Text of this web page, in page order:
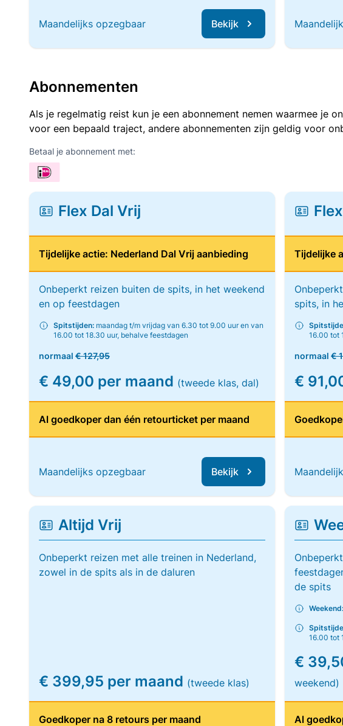
Maandelijks opzegbaar Bekijk
Abonnementen
Als je regelmatig reist kun je een abonnement nemen waarmee je
voor een bepaald traject, andere abonnementen zijn geldig voor
Betaal je abonnement met:
Flex Dal Vrij
Tijdelijke actie: Nederland Dal Vrij aanbieding
Onbeperkt reizen buiten de spits, in het weekend
en op feestdagen
Spitstijden: maandag t/m vrijdag van 6.30 tot 9.00 uur en van
16.00 tot 18.30 uur, behalve feestdagen
normaal € 127,95
€ 49,00 per maand (tweede klas, dal)
Al goedkoper dan één retourticket per maand
Maandelijks opzegbaar Bekijk
Tijdelijke
spits, in
16.00 tot
normaal€
€
Altijd Vrij
Onbeperkt reizen met alle treinen in Nederland,
zowel in de spits als in de daluren
€ 399,95 per maand (tweede klas)
Goedkoper na 8 retours per maand
de spits
Weekend:
16.00 tot
€
weekend)
Al